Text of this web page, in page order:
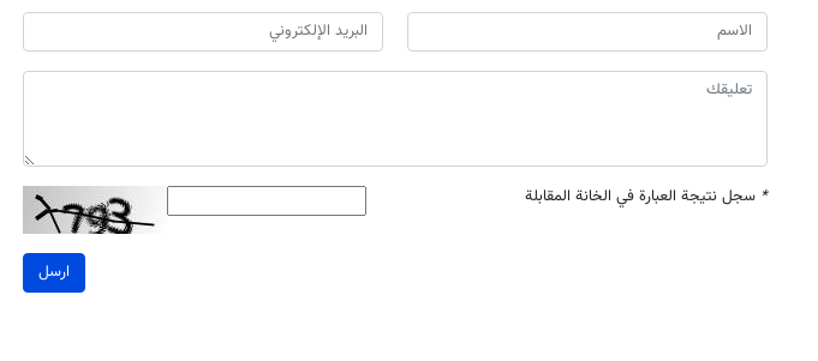
* سجل نتيجة العبارة في الخانة المقابلة
ارسل